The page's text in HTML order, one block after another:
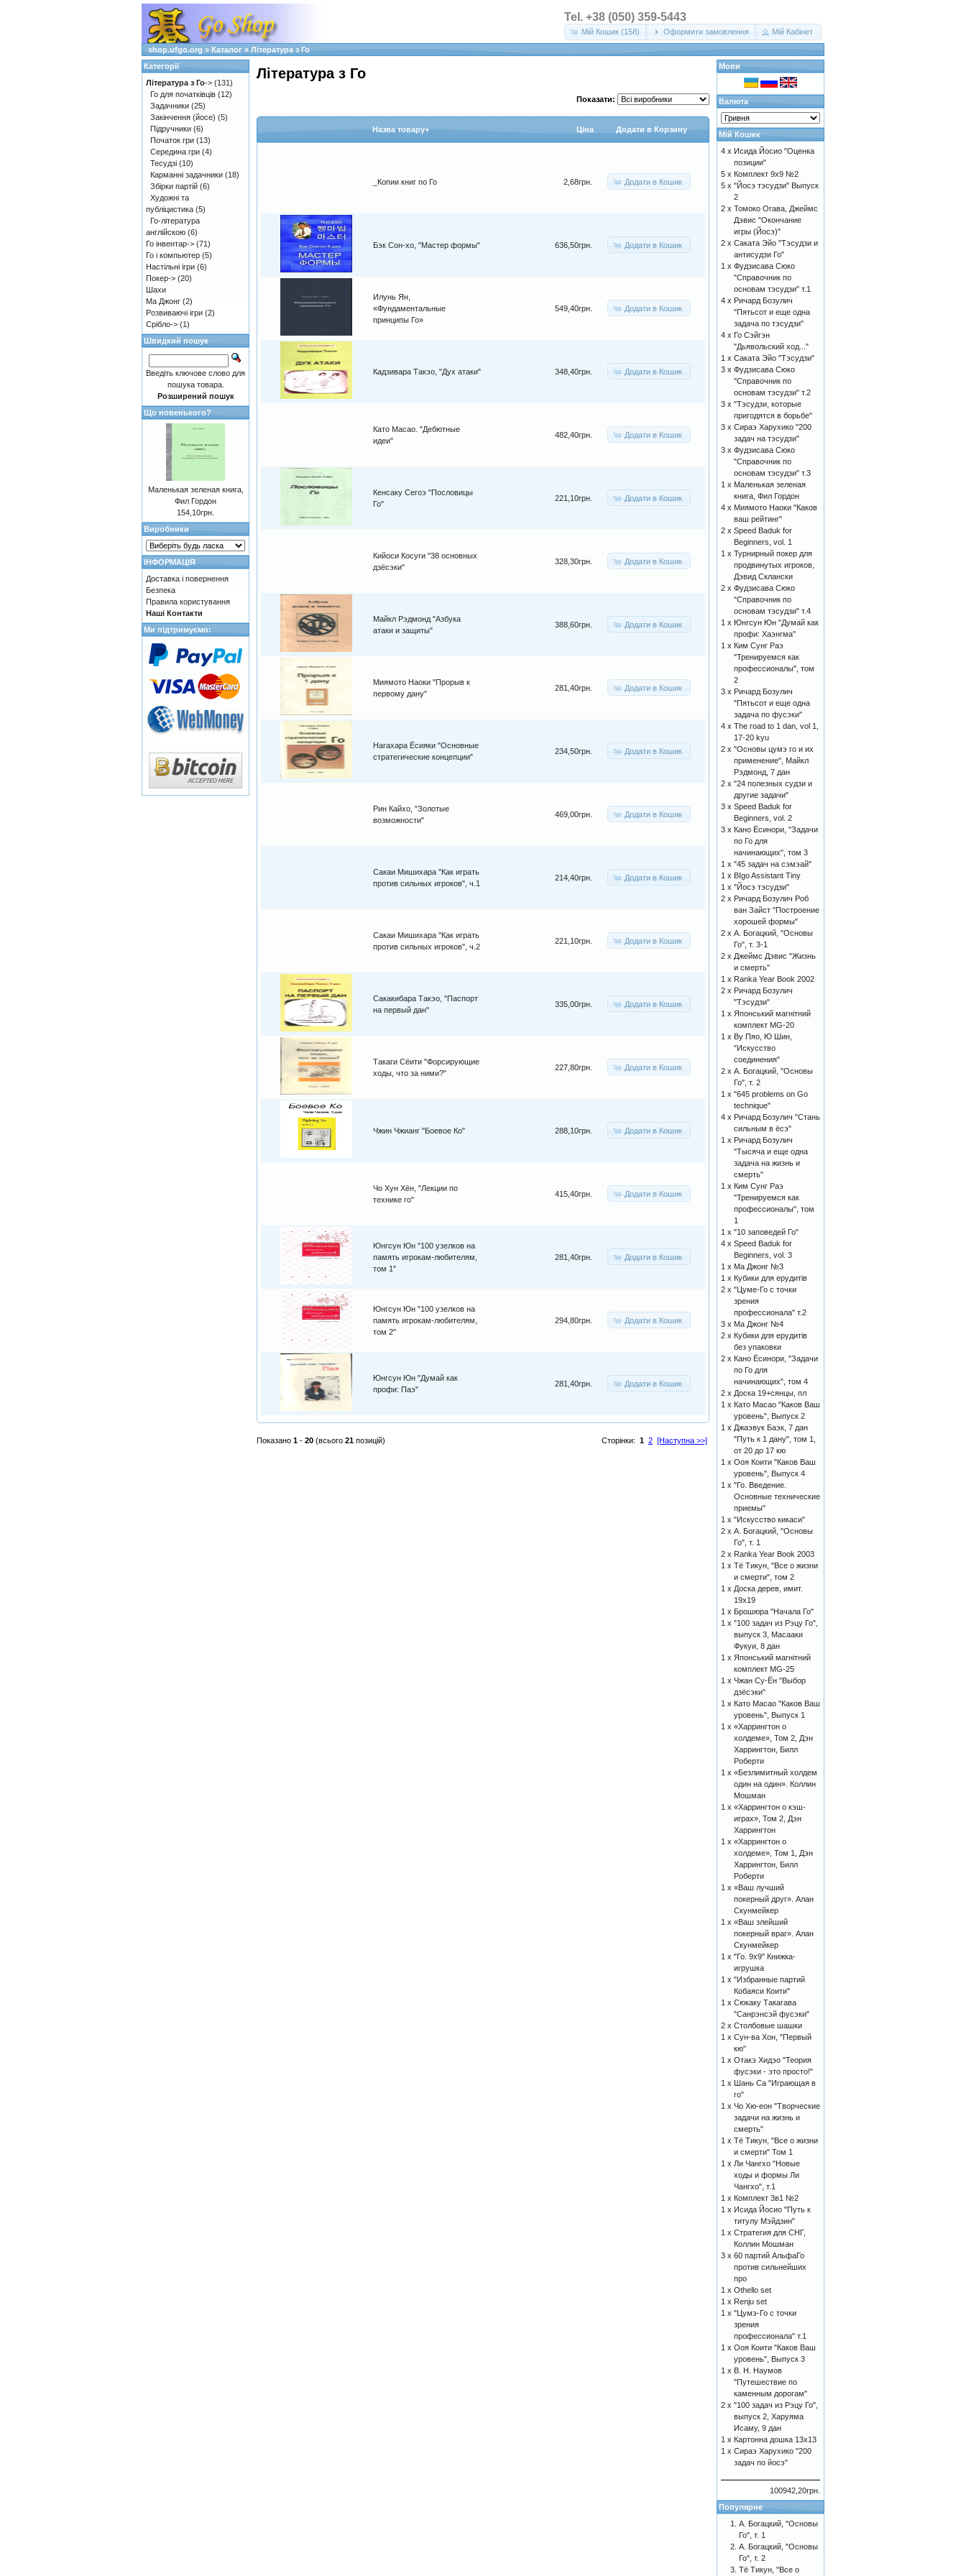
Tel. +38 (050) 359-5443
Мій Кошик (158) Оформити замовлення Мій Кабінет
shop.ufgo.org » Каталог » Література з Го
Література з Го
Показати:
Назва товару+ Цiна Додати в Корзину
_Копии книг по Го 2,68грн. Додати в Кошик
Бэк Сон-хо, "Мастер формы" 636,50грн. Додати в Кошик
Илунь Ян,
«Фундаментальные
принципы Го»
549,40грн. Додати в Кошик
Кадзивара Такэо, "Дух атаки" 348,40грн. Додати в Кошик
Като Масао. "Дебютные
идеи"
482,40грн. Додати в Кошик
Кенсаку Сегоэ "Пословицы
Го"
221,10грн. Додати в Кошик
Кийоси Косуги "38 основных
дзёсэки"
328,30грн. Додати в Кошик
Майкл Рэдмонд "Азбука
атаки и защиты"
388,60грн. Додати в Кошик
Миямото Наоки "Прорыв к
первому дану"
281,40грн. Додати в Кошик
Нагахара Ёсияки "Основные
стратегические концепции"
234,50грн. Додати в Кошик
Рин Кайхо, "Золотые
возможности"
469,00грн. Додати в Кошик
Сакаи Мишихара "Как играть
против сильных игроков", ч.1
214,40грн. Додати в Кошик
Сакаи Мишихара "Как играть
против сильных игроков", ч.2
221,10грн. Додати в Кошик
Сакакибара Такэо, "Паспорт
на первый дан"
335,00грн. Додати в Кошик
Такаги Сёити "Форсирующие
ходы, что за ними?"
227,80грн. Додати в Кошик
Чжин Чжианг "Боевое Ко" 288,10грн. Додати в Кошик
Чо Хун Хён, "Лекции по
технике го"
415,40грн. Додати в Кошик
Юнгсун Юн "100 узелков на
память игрокам-любителям,
том 1"
281,40грн. Додати в Кошик
Юнгсун Юн "100 узелков на
память игрокам-любителям,
том 2"
294,80грн. Додати в Кошик
Юнгсун Юн "Думай как
профи: Паэ"
281,40грн. Додати в Кошик
Сторінки: 1 2 [Наступна >>]
Показано 1 - 20 (всього 21 позицій)
Категорії
Література з Го-> (131)
Го для початківців (12)
Задачники (25)
Закінчення (йосе) (5)
Підручники (6)
Початок гри (13)
Середина гри (4)
Тесудзі (10)
Карманні задачники (18)
Збірки партій (6)
Художні та
публіцистика (5)
Го-література
англійскою (6)
Го інвентар-> (71)
Го і компьютер (5)
Настільні ігри (6)
Покер-> (20)
Шахи
Ма Джонг (2)
Розвиваючі ігри (2)
Срібло-> (1)
Швидкий пошук
Введіть ключове слово для
пошука товара.
Розширений пошук
Що новенького?
Маленькая зеленая книга,
Фил Гордон
154,10грн.
Виробники
ІНФОРМАЦІЯ
Доставка і повернення
Безпека
Правила користування
Наші Контакти
Ми підтримуємо:
Мови
Валюта
Мій Кошик
4 x Исида Йосио "Оценка
позиции"
5 x Комплект 9х9 №2
5 x "Йосэ тэсудзи" Выпуск
2
2 x Томоко Огава, Джеймс
Дэвис "Окончание
игры (Йосэ)"
2 x Саката Эйо "Тэсудзи и
антисудзи Го"
1 x Фудзисава Сюко
"Справочник по
основам тэсудзи" т.1
4 x Ричард Бозулич
"Пятьсот и еще одна
задача по тэсудзи"
4 x Го Сэйгэн
"Дьявольский ход..."
1 x Саката Эйо "Тэсудзи"
3 x Фудзисава Сюко
"Справочник по
основам тэсудзи" т.2
3 x "Тэсудзи, которые
пригодятся в борьбе"
3 x Сираэ Харухико "200
задач на тэсудзи"
3 x Фудзисава Сюко
"Справочник по
основам тэсудзи" т.3
1 x Маленькая зеленая
книга, Фил Гордон
4 x Миямото Наоки "Каков
ваш рейтинг"
2 x Speed Baduk for
Beginners, vol. 1
1 x Турнирный покер для
продвинутых игроков,
Дэвид Склански
2 x Фудзисава Сюко
"Справочник по
основам тэсудзи" т.4
1 x Юнгсун Юн "Думай как
профи: Хаэнгма"
1 x Ким Сунг Раэ
"Тренируемся как
профессионалы", том
2
3 x Ричард Бозулич
"Пятьсот и еще одна
задача по фусэки"
4 x The road to 1 dan, vol 1,
17-20 kyu
2 x "Основы цумэ го и их
применение", Майкл
Рэдмонд, 7 дан
2 x "24 полезных судзи и
другие задачи"
3 x Speed Baduk for
Beginners, vol. 2
3 x Кано Ёсинори, "Задачи
по Го для
начинающих", том 3
1 x "45 задач на сэмэай"
1 x BIgo Assistant Tiny
1 x "Йосэ тэсудзи"
2 x Ричард Бозулич Роб
ван Зайст "Построение
хорошей формы"
2 x А. Богацкий, "Основы
Го", т. 3-1
2 x Джеймс Дэвис "Жизнь
и смерть"
1 x Ranka Year Book 2002
2 x Ричард Бозулич
"Тэсудзи"
1 x Японський магнітний
комплект MG-20
1 x Ву Пяо, Ю Шин,
"Искусство
соединения"
2 x А. Богацкий, "Основы
Го", т. 2
1 x "645 problems on Go
technique"
4 x Ричард Бозулич "Стань
сильным в ёсэ"
1 x Ричард Бозулич
"Тысяча и еще одна
задача на жизнь и
смерть"
1 x Ким Сунг Раэ
"Тренируемся как
профессионалы", том
1
1 x "10 заповедей Го"
4 x Speed Baduk for
Beginners, vol. 3
1 x Ма Джонг №3
1 x Кубики для ерудитів
2 x "Цуме-Го с точки
зрения
профессионала" т.2
3 x Ма Джонг №4
2 x Кубики для ерудитів
без упаковки
2 x Кано Ёсинори, "Задачи
по Го для
начинающих", том 4
2 x Доска 19+сянцы, пл
1 x Като Масао "Каков Ваш
уровень", Выпуск 2
1 x Джаэвук Баэк, 7 дан
"Путь к 1 дану", том 1,
от 20 до 17 кю
1 x Ооя Коити "Каков Ваш
уровень", Выпуск 4
1 x "Го. Введение.
Основные технические
приемы"
1 x "Искусство кикаси"
2 x А. Богацкий, "Основы
Го", т. 1
2 x Ranka Year Book 2003
1 x Тё Тикун, "Все о жизни
и смерти", том 2
1 x Доска дерев, имит.
19х19
1 x Брошюра "Начала Го"
1 x "100 задач из Рэцу Го",
выпуск 3, Масааки
Фукуи, 8 дан
1 x Японський магнітний
комплект MG-25
1 x Чжан Су-Ён "Выбор
дзёсэки"
1 x Като Масао "Каков Ваш
уровень", Выпуск 1
1 x «Харрингтон о
холдеме», Том 2, Дэн
Харрингтон, Билл
Роберти
1 x «Безлимитный холдем
один на один». Коллин
Мошман
1 x «Харрингтон о кэш-
играх», Том 2, Дэн
Харрингтон
1 x «Харрингтон о
холдеме», Том 1, Дэн
Харрингтон, Билл
Роберти
1 x «Ваш лучший
покерный друг». Алан
Скунмейкер
1 x «Ваш злейший
покерный враг». Алан
Скунмейкер
1 x "Го. 9х9" Книжка-
игрушка
1 x "Избранные партий
Кобаяси Коити"
1 x Сюкаку Такагава
"Санрэнсэй фусэки"
2 x Столбовые шашки
1 x Сун-ва Хон, "Первый
кю"
1 x Отакэ Хидэо "Теория
фусэки - это просто!"
1 x Шань Са "Играющая в
го"
1 x Чо Хю-еон "Творческие
задачи на жизнь и
смерть"
1 x Тё Тикун, "Все о жизни
и смерти" Том 1
1 x Ли Чангхо "Новые
ходы и формы Ли
Чангхо", т.1
1 x Комплект 3в1 №2
1 x Исида Йосио "Путь к
титулу Мэйдзин"
1 x Стратегия для СНГ,
Коллин Мошман
3 x 60 партий АльфаГо
против сильнейших
про
1 x Othello set
1 x Renju set
1 x "Цумэ-Го с точки
зрения
профессионала" т.1
1 x Ооя Коити "Каков Ваш
уровень", Выпуск 3
1 x В. Н. Наумов
"Путешествие по
каменным дорогам"
2 x "100 задач из Рэцу Го",
выпуск 2, Харуяма
Исаму, 9 дан
1 x Картонна дошка 13x13
1 x Сираэ Харухико "200
задач по йосэ"
100942,20грн.
Популярне
А. Богацкий, "Основы
Го", т. 1
А. Богацкий, "Основы
Го", т. 2
Тё Тикун, "Все о